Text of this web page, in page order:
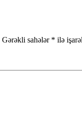
Gərəkli sahələr * ilə